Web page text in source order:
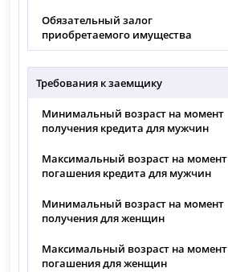
Обязательный залог
приобретаемого имущества
Требования к заемщику
Минимальный возраст на момент
получения кредита для мужчин
Максимальный возраст на момент
погашения кредита для мужчин
Минимальный возраст на момент
получения для женщин
Максимальный возраст на момент
погашения для женщин